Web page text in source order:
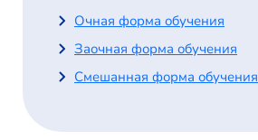
Очная форма обучения
Заочная форма обучения
Смешанная форма обучения